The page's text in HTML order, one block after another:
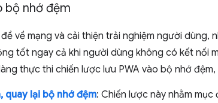
bộ nhớ đệm
về mạng và cải thiện trải nghiệm người dùng,
tốt ngay cả khi người dùng không có kết nối
thực thi chiến lược lưu PWA vào bộ nhớ
quay lại bộ nhớ đệm: Chiến lược này nhằm